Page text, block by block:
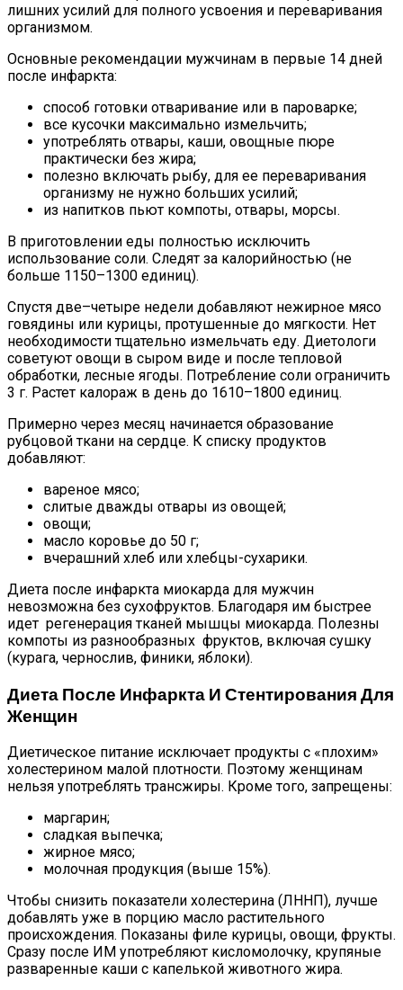
лишних усилий для полного усвоения и переваривания
организмом.
Основные рекомендации мужчинам в первые 14 дней
после инфаркта:
способ готовки отваривание или в пароварке;
все кусочки максимально измельчить;
употреблять отвары, каши, овощные пюре
практически без жира;
полезно включать рыбу, для ее переваривания
организму не нужно больших усилий;
из напитков пьют компоты, отвары, морсы.
В приготовлении еды полностью исключить
использование соли. Следят за калорийностью (не
больше 1150–1300 единиц).
Спустя две–четыре недели добавляют нежирное мясо
говядины или курицы, протушенные до мягкости. Нет
необходимости тщательно измельчать еду. Диетологи
советуют овощи в сыром виде и после тепловой
обработки, лесные ягоды. Потребление соли ограничить
3 г. Растет калораж в день до 1610–1800 единиц.
Примерно через месяц начинается образование
рубцовой ткани на сердце. К списку продуктов
добавляют:
вареное мясо;
слитые дважды отвары из овощей;
овощи;
масло коровье до 50 г;
вчерашний хлеб или хлебцы-сухарики.
Диета после инфаркта миокарда для мужчин
невозможна без сухофруктов. Благодаря им быстрее
идет регенерация тканей мышцы миокарда. Полезны
компоты из разнообразных фруктов, включая сушку
(курага, чернослив, финики, яблоки).
Диета После Инфаркта И Стентирования Для
Женщин
Диетическое питание исключает продукты с «плохим»
холестерином малой плотности. Поэтому женщинам
нельзя употреблять трансжиры. Кроме того, запрещены:
маргарин;
сладкая выпечка;
жирное мясо;
молочная продукция (выше 15%).
Чтобы снизить показатели холестерина (ЛННП), лучше
добавлять уже в порцию масло растительного
происхождения. Показаны филе курицы, овощи, фрукты.
Сразу после ИМ употребляют кисломолочку, крупяные
разваренные каши с капелькой животного жира.